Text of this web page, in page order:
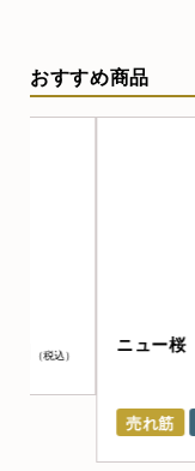
おすすめ商品
ニュー桜 桜 上
お勧め